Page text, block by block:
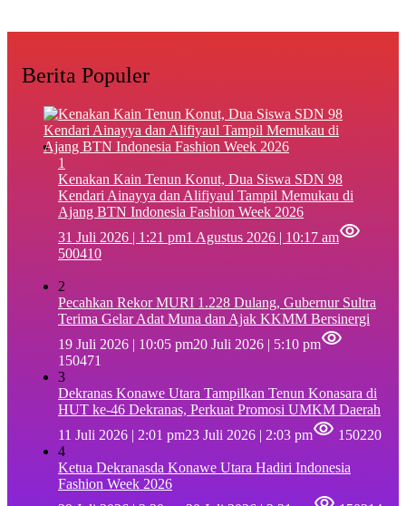
Berita Populer
1
‎Kenakan Kain Tenun Konut, Dua Siswa SDN 98
Kendari Ainayya dan Alifiyaul Tampil Memukau di
Ajang BTN Indonesia Fashion Week 2026
31 Juli 2026 | 1:21 pm1 Agustus 2026 | 10:17 am
500410
2
Pecahkan Rekor MURI 1.228 Dulang, Gubernur Sultra
Terima Gelar Adat Muna dan Ajak KKMM Bersinergi
19 Juli 2026 | 10:05 pm20 Juli 2026 | 5:10 pm
150471
3
Dekranas Konawe Utara Tampilkan Tenun Konasara di
HUT ke-46 Dekranas, Perkuat Promosi UMKM Daerah
11 Juli 2026 | 2:01 pm23 Juli 2026 | 2:03 pm
150220
4
Ketua Dekranasda Konawe Utara Hadiri Indonesia
Fashion Week 2026